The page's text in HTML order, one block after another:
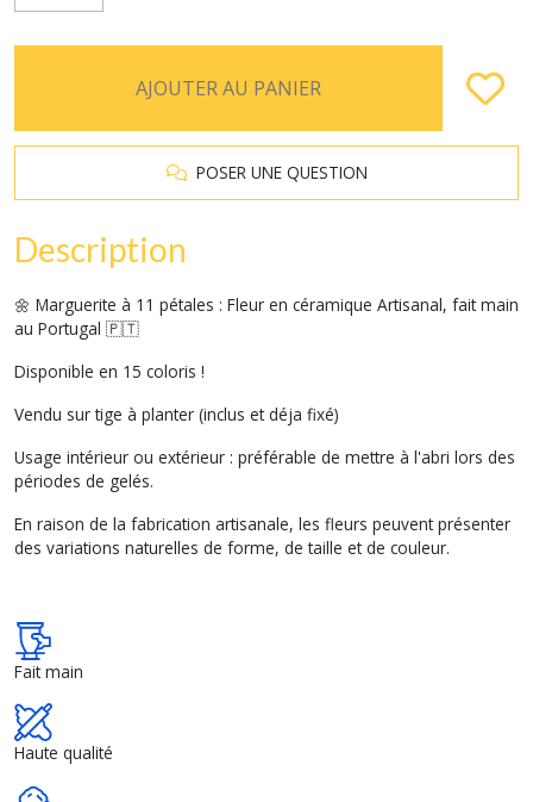
AJOUTER AU PANIER
POSER UNE QUESTION
Description
🌼 Marguerite à 11 pétales : Fleur en céramique Artisanal, fait main
au Portugal 🇵🇹
Disponible en 15 coloris !
Vendu sur tige à planter (inclus et déja fixé)
Usage intérieur ou extérieur : préférable de mettre à l'abri lors des
périodes de gelés.
En raison de la fabrication artisanale, les fleurs peuvent présenter
des variations naturelles de forme, de taille et de couleur.
Fait main
Haute qualité